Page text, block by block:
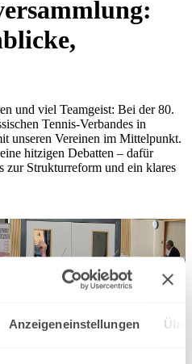
Anzeigeneinstellungen
und viel Teamgeist: Bei der 80.
Tennis-Verbandes in
unseren Vereinen im Mittelpunkt.
hitzigen Debatten – dafür
Strukturreform und ein klares